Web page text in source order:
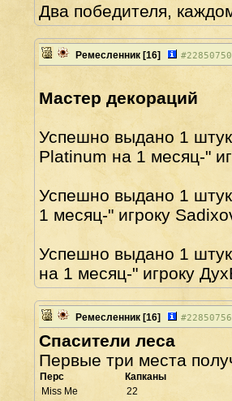
Два победителя,
Ремесленник [16] #
Мастер декораций
Успешно выдано 1
Platinum на 1 месяц-"
Успешно выдано 1
1 месяц-" игроку
Успешно выдано 1
на 1 месяц-" игроку
Ремесленник [16] #
Спасители леса
Первые три места
Перс
Капканы
Miss Me
22